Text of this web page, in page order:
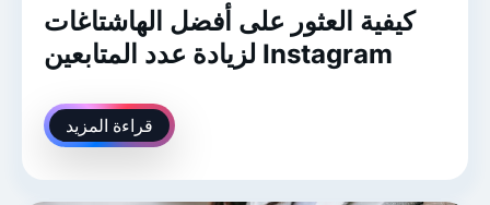
كيفية العثور على أفضل الهاشتاغات
لزيادة عدد المتابعين Instagram
قراءة المزيد